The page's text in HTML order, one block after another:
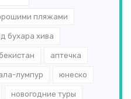
пляжами
бухара хива
аптечка
лумпур юнеско
новогодние туры